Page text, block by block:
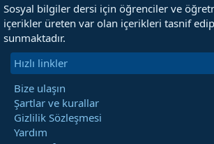
Sosyal bilgiler dersi için öğrenciler ve
içerikler üreten var olan içerikleri tasnif
sunmaktadır.
Hızlı linkler
Bize ulaşın
Şartlar ve kurallar
Gizlilik Sözleşmesi
Yardım